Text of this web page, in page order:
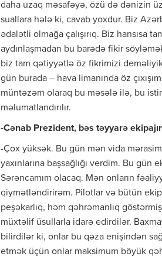
daha uzaq məsafəyə, özü də dənizin
suallara hələ ki, cavab yoxdur. Biz
ədalətli olmağa çalışırıq. Biz hansısa
aydınlaşmadan bu barədə fikir
biz tam qətiyyətlə öz fikrimizi
gün burada – hava limanında öz
müntəzəm olaraq bu məsələ ilə, bu
məlumatlandırılır.
-Cənab Prezident, bəs təyyarə
-Çox yüksək. Bu gün mən vida
yaxınlarına başsağlığı verdim. Bu
Sərəncamım olacaq. Mən onların
qiymətləndirirəm. Pilotlar və bütün
peşəkarlıq, həm qəhrəmanlıq
müxtəlif üsullarla idarə edirdilər.
bilirdilər ki, onlar bu qəza enişindən
etmək üçün onlar maksimum böyük